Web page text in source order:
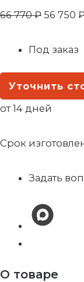
66 770₽ 56 750
Под заказ
Уточнить
от 14 дней
Срок
Задать
О товаре